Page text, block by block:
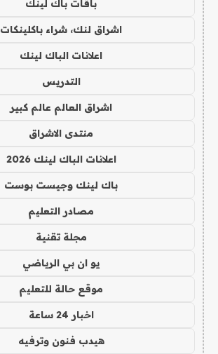
باقات باك لينك
اشراق لنك، شراء باكلينكات
اعلانات الباك لينك
التدريس
اشراق العالم عالم كبير
منتدى الاشراق
اعلانات الباك لينك 2026
باك لينك وجيست بوست
مصادر التعليم
مجلة تقنية
يو ان بي الرياضي
موقع حالة للتعليم
اخبار 24 ساعة
هيدب فنون وترفيه